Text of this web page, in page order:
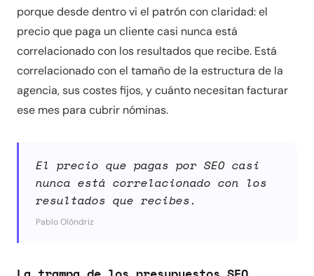
porque desde dentro vi el patrón con claridad: el
precio que paga un cliente casi nunca está
correlacionado con los resultados que recibe. Está
correlacionado con el tamaño de la estructura de la
agencia, sus costes fijos, y cuánto necesitan facturar
ese mes para cubrir nóminas.
El precio que pagas por SEO casi
nunca está correlacionado con los
resultados que recibes.
Pablo Olóndriz